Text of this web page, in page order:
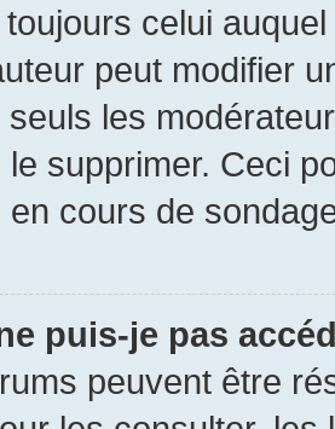
toujours celui
peut modifier
seuls les
le supprimer. Ceci
en cours de
puis-je pas
peuvent être